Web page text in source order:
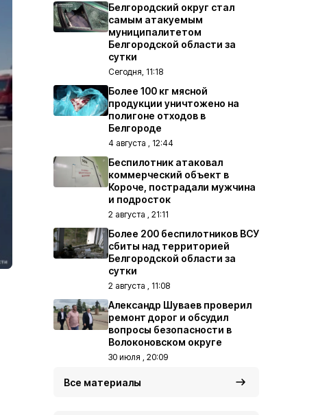
Белгородский округ стал
самым атакуемым
муниципалитетом
Белгородской области за
сутки
Сегодня, 11:18
Более 100 кг мясной
продукции уничтожено на
полигоне отходов в
Белгороде
4 августа , 12:44
Беспилотник атаковал
коммерческий объект в
Короче, пострадали мужчина
и подросток
2 августа , 21:11
Более 200 беспилотников ВСУ
сбиты над территорией
Белгородской области за
сутки
2 августа , 11:08
Александр Шуваев проверил
ремонт дорог и обсудил
вопросы безопасности в
Волоконовском округе
30 июля , 20:09
Все материалы